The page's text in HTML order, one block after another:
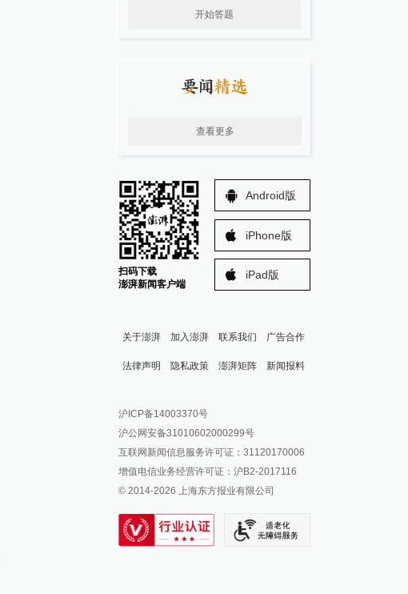
开始答题
查看更多
扫码下载
澎湃新闻客户端
Android版
iPhone版
iPad版
关于澎湃 加入澎湃 联系我们 广告合作
法律声明 隐私政策 澎湃矩阵
澎湃新闻公众号
澎湃新闻抖音号
派生万物开放平台
IP SHANGHAI
SIXTH TONE
新闻报料
报料邮箱: news@thepaper.cn
沪ICP备14003370号
沪公网安备31010602000299号
互联网新闻信息服务许可证：31120170006
增值电信业务经营许可证：沪B2-2017116
© 2014-2026 上海东方报业有限公司